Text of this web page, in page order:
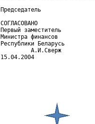
Председатель
СОГЛАСОВАНО
Первый заместитель
Министра финансов
Республики Беларусь
         А.И.Сверж
15.04.2004